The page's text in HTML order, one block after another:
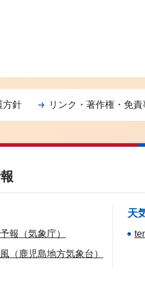
方針 リンク・著作権・免責
報（気象庁）
（鹿児島地方気象台）
天